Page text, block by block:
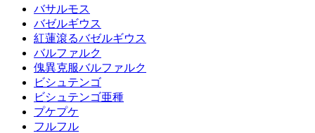
バサルモス
バゼルギウス
紅蓮滾るバゼルギウス
バルファルク
傀異克服バルファルク
ビシュテンゴ
ビシュテンゴ亜種
プケプケ
フルフル